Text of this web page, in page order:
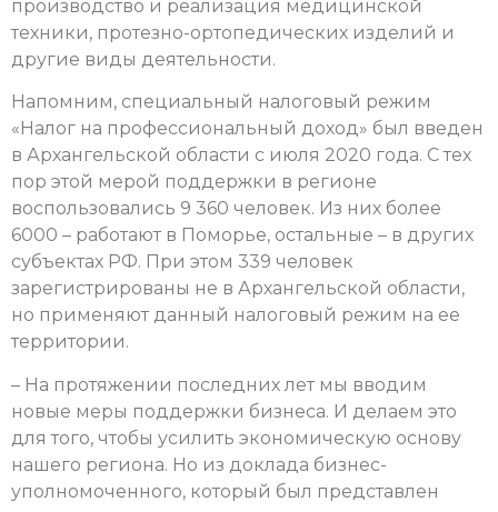
производство и реализация медицинской
техники, протезно-ортопедических изделий и
другие виды деятельности.
Напомним, специальный налоговый режим
«Налог на профессиональный доход» был введен
в Архангельской области с июля 2020 года. С тех
пор этой мерой поддержки в регионе
воспользовались 9 360 человек. Из них более
6000 – работают в Поморье, остальные – в других
субъектах РФ. При этом 339 человек
зарегистрированы не в Архангельской области,
но применяют данный налоговый режим на ее
территории.
– На протяжении последних лет мы вводим
новые меры поддержки бизнеса. И делаем это
для того, чтобы усилить экономическую основу
нашего региона. Но из доклада бизнес-
уполномоченного, который был представлен